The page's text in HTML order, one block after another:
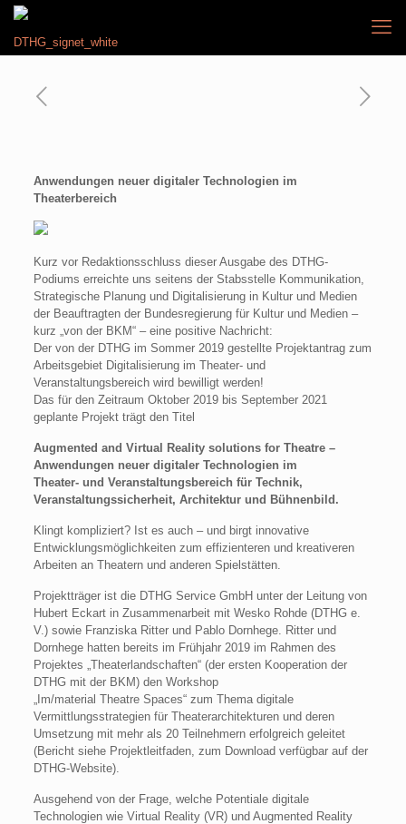
Anwendungen neuer digitaler Technologien im
Theaterbereich
Kurz vor Redaktionsschluss dieser Ausgabe des DTHG-
Podiums erreichte uns seitens der Stabsstelle Kommunikation,
Strategische Planung und Digitalisierung in Kultur und Medien
der Beauftragten der Bundesregierung für Kultur und Medien –
kurz „von der BKM“ – eine positive Nachricht:
Der von der DTHG im Sommer 2019 gestellte Projektantrag zum
Arbeitsgebiet Digitalisierung im Theater- und
Veranstaltungsbereich wird bewilligt werden!
Das für den Zeitraum Oktober 2019 bis September 2021
geplante Projekt trägt den Titel
Augmented and Virtual Reality solutions for Theatre –
Anwendungen neuer digitaler Technologien im
Theater- und Veranstaltungsbereich für Technik,
Veranstaltungssicherheit, Architektur und Bühnenbild.
Klingt kompliziert? Ist es auch – und birgt innovative
Entwicklungsmöglichkeiten zum effizienteren und kreativeren
Arbeiten an Theatern und anderen Spielstätten.
Projektträger ist die DTHG Service GmbH unter der Leitung von
Hubert Eckart in Zusammenarbeit mit Wesko Rohde (DTHG e.
V.) sowie Franziska Ritter und Pablo Dornhege. Ritter und
Dornhege hatten bereits im Frühjahr 2019 im Rahmen des
Projektes „Theaterlandschaften“ (der ersten Kooperation der
DTHG mit der BKM) den Workshop ­­
„Im/material Theatre Spaces“ zum Thema digitale
Vermittlungsstrategien für Theaterarchitekturen und deren
Umsetzung mit mehr als 20 Teilnehmern erfolgreich geleitet
(Bericht siehe Projektleitfaden, zum Download verfügbar auf der
DTHG-Website).
Ausgehend von der Frage, welche Potentiale digitale
Technologien wie Virtual Reality (VR) und Augmented Reality